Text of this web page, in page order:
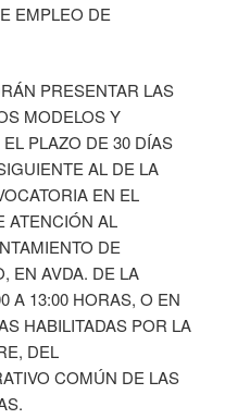
EMPLEO DE
PRESENTAR LAS
MODELOS Y
PLAZO DE 30 DÍAS
AL DE LA
EN EL
ATENCIÓN AL
DE
EN AVDA. DE LA
A 13:00 HORAS, O EN
HABILITADAS POR LA
DEL
COMÚN DE LAS